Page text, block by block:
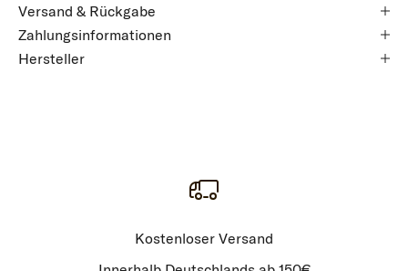
Versand & Rückgabe
Zahlungsinformationen
Hersteller
Kostenloser Versand